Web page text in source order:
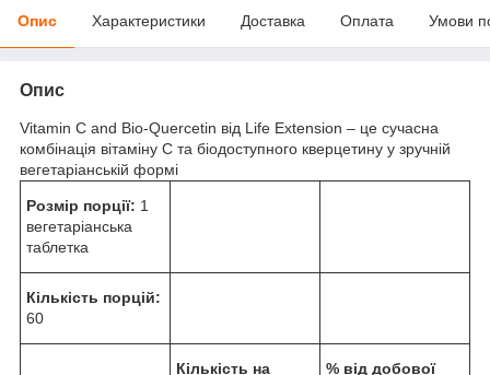
Опис Характеристики Доставка Оплата Умови
Опис
Vitamin C and Bio-Quercetin від Life Extension – це сучасна
комбінація вітаміну C та біодоступного кверцетину у зручній
вегетаріанській формі
Розмір порції: 1
вегетаріанська
таблетка
Кількість порцій:
60
Кількість на
% від добової